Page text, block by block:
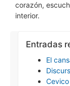
corazón,
interior.
Entradas
El